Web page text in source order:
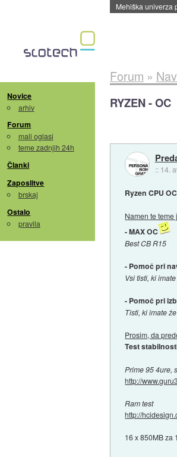
Evropska
Novice
arhiv
Forum
mali oglasi
teme zadnjih 24h
Članki
Zaposlitve
brskaj
Ostalo
pravila
Forum »
RYZEN - OC
:: 14.
Ryzen CPU
Namen te teme
- MAX OC
Best CB R15
- Pomoč pri
Vsi tisti, ki
- Pomoč pri
Tisti, ki imate
Prosim, da
Test
Prime 95 4ure,
http://
Ram test
http://
16 x 850MB za